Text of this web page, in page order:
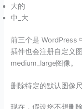
大的
中_大
前三个是 WordPress
插件也会注册自定义
medium_large图像。
删除特定的默认图像